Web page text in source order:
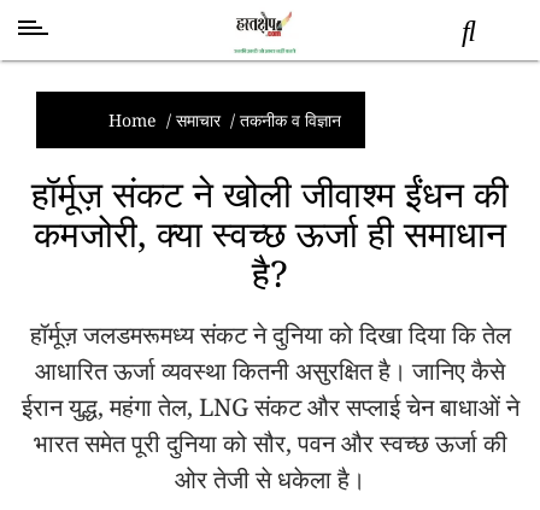
समाचार
स्तंभ
शब्द
राजनीति
तकनीक
व
विज्ञान
अन्य
Home / समाचार/ तकनीक व विज्ञान
हॉर्मूज़ संकट ने खोली जीवाश्म ईंधन की
कमजोरी, क्या स्वच्छ ऊर्जा ही समाधान
है?
हॉर्मूज़ जलडमरूमध्य संकट ने दुनिया को दिखा दिया कि तेल
आधारित ऊर्जा व्यवस्था कितनी असुरक्षित है। जानिए कैसे
ईरान युद्ध, महंगा तेल, LNG संकट और सप्लाई चेन बाधाओं ने
भारत समेत पूरी दुनिया को सौर, पवन और स्वच्छ ऊर्जा की
ओर तेजी से धकेला है।